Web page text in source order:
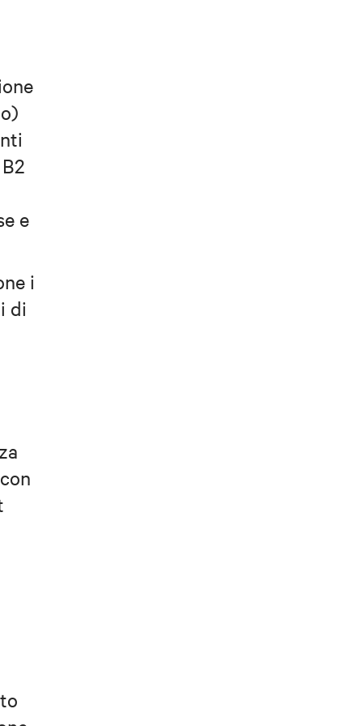
e
i
di